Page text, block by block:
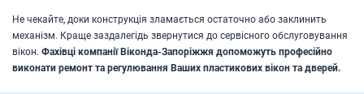
Не чекайте, доки конструкція зламається остаточно або заклинить
механізм. Краще заздалегідь звернутися до сервісного обслуговування
вікон. Фахівці компанії Віконда-Запоріжжя допоможуть професійно
виконати ремонт та регулювання Ваших пластикових вікон та дверей.